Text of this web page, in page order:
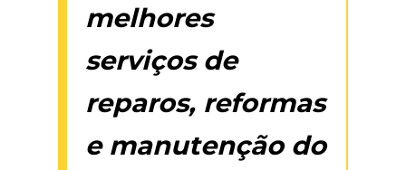
melhores
serviços de
reparos, reformas
e manutenção do